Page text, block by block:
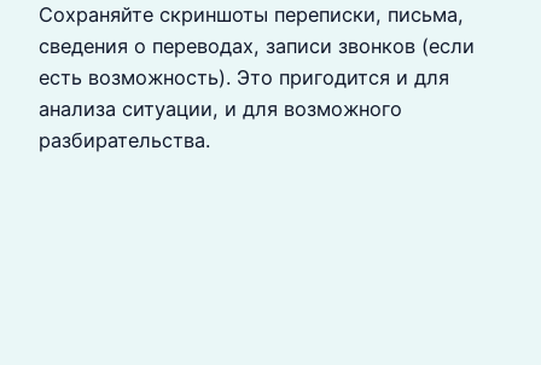
Сохраняйте скриншоты переписки, письма,
сведения о переводах, записи звонков (если
есть возможность). Это пригодится и для
анализа ситуации, и для возможного
разбирательства.